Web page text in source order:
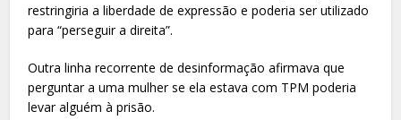
restringiria a liberdade de expressão e poderia ser utilizado
para “perseguir a direita”.
Outra linha recorrente de desinformação afirmava que
perguntar a uma mulher se ela estava com TPM poderia
levar alguém à prisão.